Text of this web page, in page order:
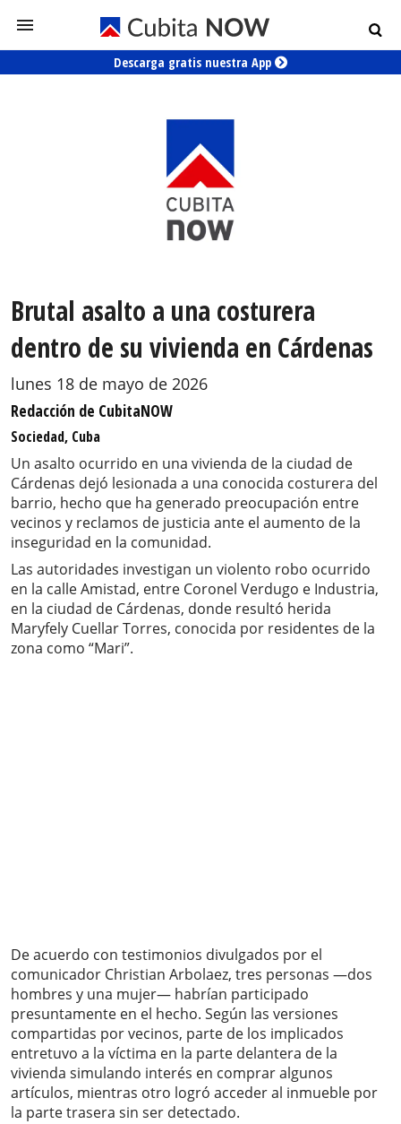
Descarga gratis nuestra App
Brutal asalto a una costurera
dentro de su vivienda en Cárdenas
lunes 18 de mayo de 2026
Redacción de CubitaNOW
Sociedad, Cuba
Un asalto ocurrido en una vivienda de la ciudad de
Cárdenas dejó lesionada a una conocida costurera del
barrio, hecho que ha generado preocupación entre
vecinos y reclamos de justicia ante el aumento de la
inseguridad en la comunidad.
Las autoridades investigan un violento robo ocurrido
en la calle Amistad, entre Coronel Verdugo e Industria,
en la ciudad de Cárdenas, donde resultó herida
Maryfely Cuellar Torres, conocida por residentes de la
zona como “Mari”.
De acuerdo con testimonios divulgados por el
comunicador Christian Arbolaez, tres personas —dos
hombres y una mujer— habrían participado
presuntamente en el hecho. Según las versiones
compartidas por vecinos, parte de los implicados
entretuvo a la víctima en la parte delantera de la
vivienda simulando interés en comprar algunos
artículos, mientras otro logró acceder al inmueble por
la parte trasera sin ser detectado.